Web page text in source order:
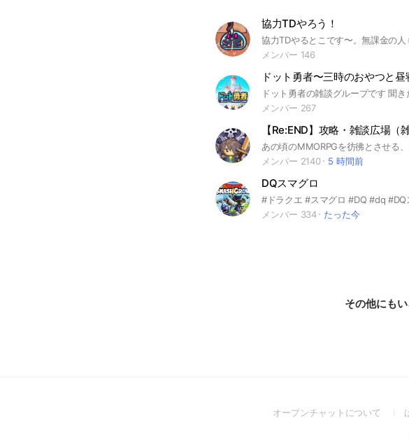
協力TDやろう！
メンバー 146
メンバー 267
メンバー 2140
5 時間前
DQスマグロ
メンバー 334
たった今
その他にも
オープンチャットについて